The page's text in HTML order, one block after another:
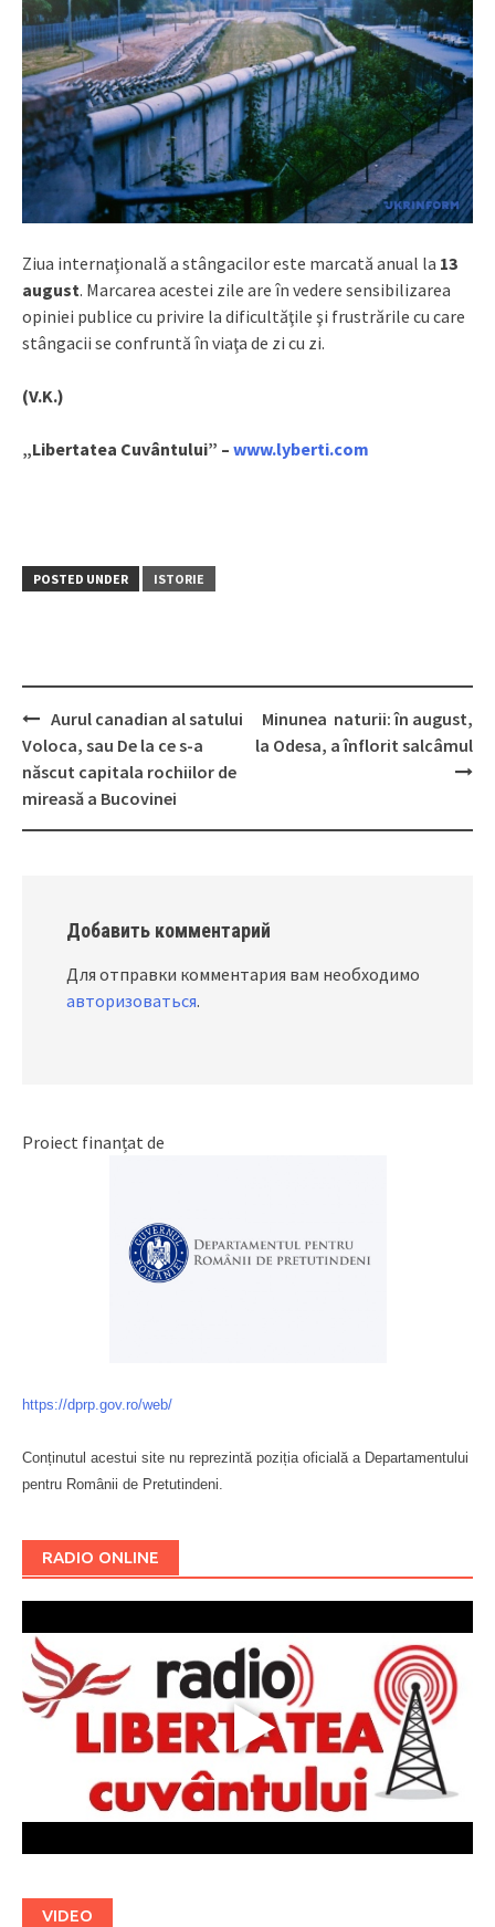
Ziua internaţională a stângacilor este marcată anual la 13
august. Marcarea acestei zile are în vedere sensibilizarea
opiniei publice cu privire la dificultăţile şi frustrările cu care
stângacii se confruntă în viaţa de zi cu zi.
(V.K.)
„Libertatea Cuvântului” – www.lyberti.com
POSTED UNDER ISTORIE
Post
navigation
Aurul canadian al satului
Voloca, sau De la ce s-a
născut capitala rochiilor de
mireasă a Bucovinei
Minunea naturii: în august,
la Odesa, a înflorit salcâmul
Добавить комментарий
Для отправки комментария вам необходимо
авторизоваться.
Proiect finanțat de
https://dprp.gov.ro/web/
Conținutul acestui site nu reprezintă poziția oficială a Departamentului
pentru Românii de Pretutindeni.
RADIO ONLINE
VIDEO